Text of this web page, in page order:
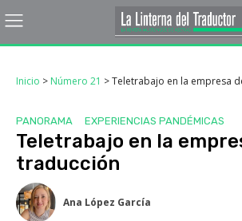
Inicio > Número 21 >Teletrabajo en la empresa
PANORAMA EXPERIENCIAS PANDÉMICAS
Teletrabajo en la
traducción
Ana López García